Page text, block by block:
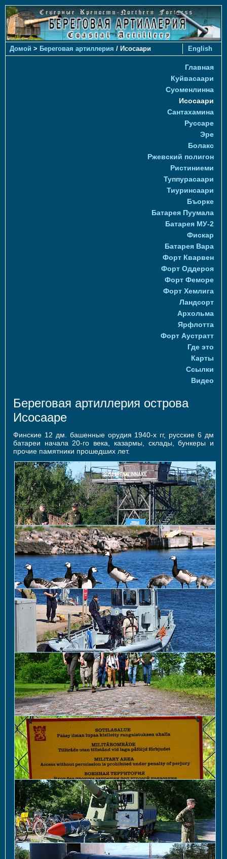
English
Домой > Береговая артиллерия / Исосаари
Главная
Куйвасаари
Суоменлиннa
Исосаари
Сантахамина
Руссаре
Эре
Болакс
Ржевский полигон
Ристиниеми
Туппурасаари
Тиуринсаари
Бъорке
Батарея Пуумала
Батарея МУ-2
Фискар
Батарея Вара
Форт Кварвен
Форт Оддероя
Форт Феморе
Форт Хемлига
Ландсорт
Архольма
Ярфлотта
Форт Аустратт
Где это
Карты
Ссылки
Видео
Береговая артиллерия острова
Исосааре
Финские 12 дм. башенные орудия 1940-х гг, русские 6 дм
батареи начала 20-го века, казармы, склады, бункеры и
прочие памятники прошедших лет.